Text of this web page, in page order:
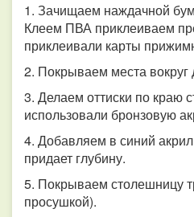
1. Зачищаем наждачной
Клеем ПВА приклеиваем
приклеивали карты
2. Покрываем места
3. Делаем оттиски по краю
использовали бронзовую
4. Добавляем в синий
придает глубину.
5. Покрываем столешницу
просушкой).